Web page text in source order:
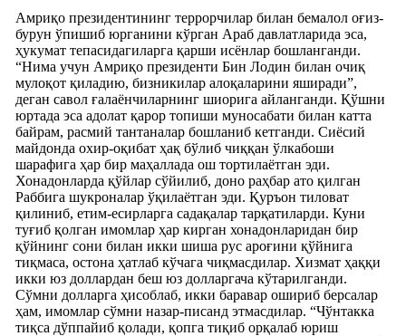
Амриқо президентининг террорчилар билан бемалол оғиз-
бурун ўпишиб юрганини кўрган Араб давлатларида эса,
ҳукумат тепасидагиларга қарши исёнлар бошланганди.
“Нима учун Амриқо президенти Бин Лодин билан очиқ
мулоқот қиладию, бизникилар алоқаларини яширади”,
деган савол ғалаёнчиларнинг шиорига айланганди. Қўшни
юртада эса адолат қарор топиши муносабати билан катта
байрам, расмий тантаналар бошланиб кетганди. Сиёсий
майдонда охир-оқибат ҳақ бўлиб чиққан ўлкабоши
шарафига ҳар бир маҳаллада ош тортилаётган эди.
Хонадонларда қўйлар сўйилиб, доно раҳбар ато қилган
Раббига шукроналар ўқилаётган эди. Қуръон тиловат
қилиниб, етим-есирларга садақалар тарқатиларди. Куни
туғиб қолган имомлар ҳар кирган хонадонларидан бир
қўйнинг сони билан икки шиша рус ароғини қўйнига
тиқмаса, остона ҳатлаб кўчага чиқмасдилар. Хизмат ҳаққи
икки юз доллардан беш юз долларгача кўтарилганди.
Сўмни долларга ҳисоблаб, икки баравар ошириб берсалар
ҳам, имомлар сўмни назар-писанд этмасдилар. “Чўнтакка
тиқса дўппайиб қолади, қопга тиқиб орқалаб юриш